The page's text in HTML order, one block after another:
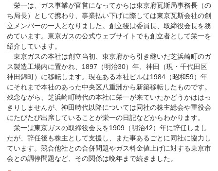
栄一は、ガス事業が官営になってからは東京府瓦斯局事務長（の
ち局長）として携わり、事業払い下げに際しては東京瓦斯会社の創
立メンバーの一人となりました。創立後は委員長、取締役会長を務
めています。東京ガスの公式ウェブサイトでも創立者として栄一を
紹介しています。
東京ガスの本社は創立当初、東京府から引き継いだ芝浜崎町のガ
ス製造工場内に置かれ、1897（明治30）年、神田（現・千代田区
神田錦町）に移転します。現在ある本社ビルは1984（昭和59）年
にそれまで本社のあった中央区八重洲から新築移転したものです。
残念ながら、芝浜崎町時代の本社に栄一が来ていたかどうかははっ
きりしませんが、神田時代以降については同社の株主総会や重役会
にたびたび出席していることが栄一の日記などからわかります。
栄一は東京ガスの取締役会長を1909（明治42）年に辞任しまし
たが、辞任後も株主として支援し、また事あるごとに同社に協力し
ています。競合他社との合併問題やガス料金値上げに対する東京市
会との調停問題など、その関係は晩年まで続きました。